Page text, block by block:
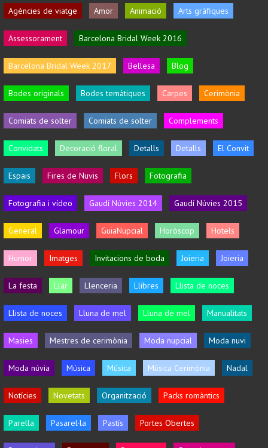
Agències de viatge Amor Animació Arts gràfiques
Assessorament Barcelona Bridal Week 2016
Barcelona Bridal Week 2017 Bellesa Blog
Bodes originals Bodes temàtiques Carpes Cerimònia
Comiats de solter Comiats de solter Complements
Convidats Decoració floral Detalls Detalls El Convit
Espais Fires de Nuvis Flors Fotografia
Fotografia i vídeo Gaudí Núvies 2014 Gaudí Núvies 2015
General Glamour GuiaNupcial Horòscop Hotels
Humor Imatges Invitacions de boda Joieria Joieria
La festa Llar Llenceria Llibres Llista de noces
Llista de noces Lluna de mel Lluna de mel Manualitats
Masies Mestres de cerimònia Moda nupcial Moda nuvi
Moda núvia Música Música Música Cerimònia Nadal
Notícies Novetats Organització Packs romàntics
Parella Pasarel·la Pastís Portes Obertes